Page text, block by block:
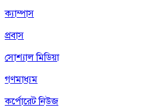
ক্যাম্পাস
প্রবাস
সোশ্যাল মিডিয়া
গণমাধ্যম
কর্পোরেট নিউজ